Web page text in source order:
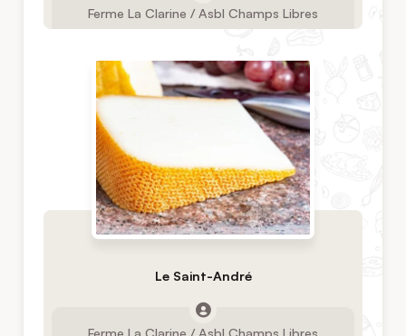
Ferme La Clarine / Asbl Champs Libres
Le Saint-André
Ferme La Clarine / Asbl Champs Libres